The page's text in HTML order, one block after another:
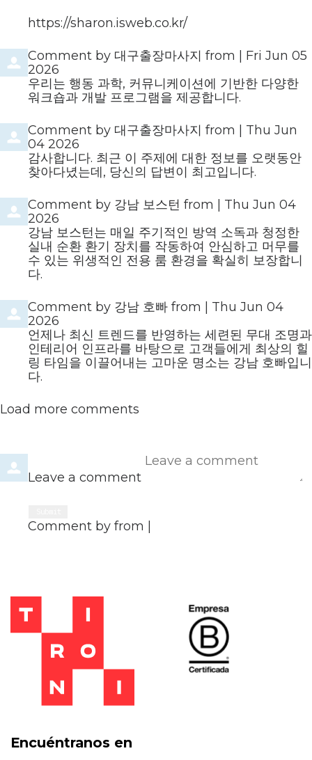
https://sharon.isweb.co.kr/
Comment by 대구출장마사지 from
Fri Jun 05
2026
우리는 행동 과학, 커뮤니케이션에 기반한 다양한
워크숍과 개발 프로그램을 제공합니다.
Comment by 대구출장마사지 from
Thu Jun
04 2026
감사합니다. 최근 이 주제에 대한 정보를 오랫동안
찾아다녔는데, 당신의 답변이 최고입니다.
Comment by 강남 보스턴 from
Thu Jun 04
2026
강남 보스턴는 매일 주기적인 방역 소독과 청정한
실내 순환 환기 장치를 작동하여 안심하고 머무를
수 있는 위생적인 전용 룸 환경을 확실히 보장합니
다.
Comment by 강남 호빠 from
Thu Jun 04
2026
언제나 최신 트렌드를 반영하는 세련된 무대 조명과
인테리어 인프라를 바탕으로 고객들에게 최상의 힐
링 타임을 이끌어내는 고마운 명소는 강남 호빠입니
다.
Load more comments
Leave a comment
Comment by from
Encuéntranos en